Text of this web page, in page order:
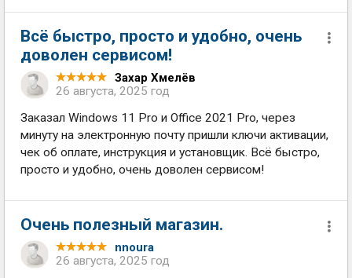
Всё быстро, просто и удобно, очень
доволен сервисом!
Захар Хмелёв
26 августа, 2025 год
Заказал Windows 11 Pro и Office 2021 Pro, через
минуту на электронную почту пришли ключи активации,
чек об оплате, инструкция и установщик. Всё быстро,
просто и удобно, очень доволен сервисом!
Очень полезный магазин.
nnoura
26 августа, 2025 год